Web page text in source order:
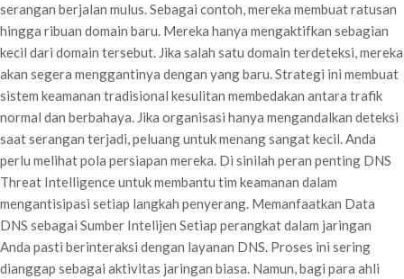
serangan berjalan mulus. Sebagai contoh, mereka membuat ratusan
hingga ribuan domain baru. Mereka hanya mengaktifkan sebagian
kecil dari domain tersebut. Jika salah satu domain terdeteksi, mereka
akan segera menggantinya dengan yang baru. Strategi ini membuat
sistem keamanan tradisional kesulitan membedakan antara trafik
normal dan berbahaya. Jika organisasi hanya mengandalkan deteksi
saat serangan terjadi, peluang untuk menang sangat kecil. Anda
perlu melihat pola persiapan mereka. Di sinilah peran penting DNS
Threat Intelligence untuk membantu tim keamanan dalam
mengantisipasi setiap langkah penyerang. Memanfaatkan Data
DNS sebagai Sumber Intelijen Setiap perangkat dalam jaringan
Anda pasti berinteraksi dengan layanan DNS. Proses ini sering
dianggap sebagai aktivitas jaringan biasa. Namun, bagi para ahli